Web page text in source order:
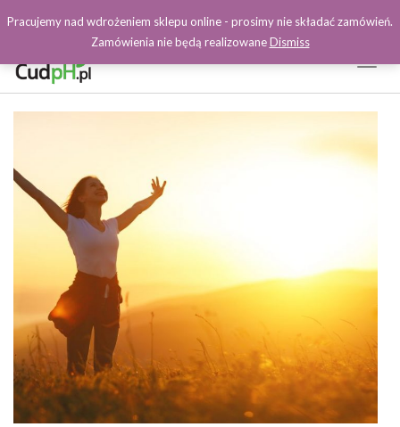
Facebook
Pracujemy nad wdrożeniem sklepu online - prosimy nie składać zamówień.
Zamówienia nie będą realizowaneDismiss